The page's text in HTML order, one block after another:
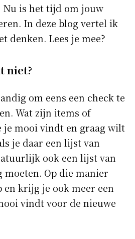
Nu is het tijd om jouw
In deze blog vertel ik
denken. Lees je mee?
niet?
om eens een check te
Wat zijn items of
je mooi vindt en graag wilt
je daar een lijst van
ook een lijst van
moeten. Op die manier
krijg je ook meer een
vindt voor de nieuwe